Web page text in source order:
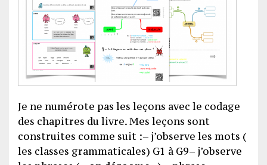
Je ne numérote pas les leçons avec le codage
des chapitres du livre. Mes leçons sont
construites comme suit :– j’observe les mots (
les classes grammaticales) G1 à G9– j’observe